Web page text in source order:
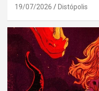
19/07/2026 Distópolis